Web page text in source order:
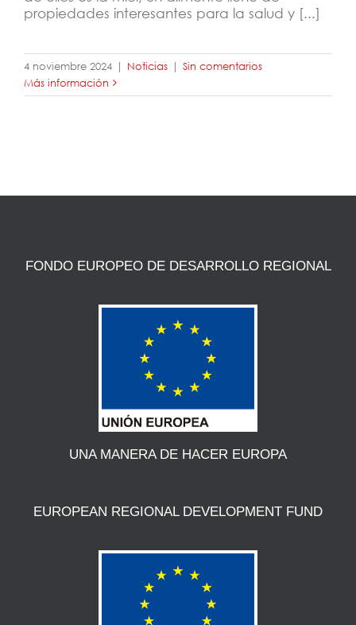
propiedades interesantes para la salud y [...]
4 noviembre 2024 | Noticias | Sin comentarios
Más información
FONDO EUROPEO DE DESARROLLO REGIONAL
UNA MANERA DE HACER EUROPA
EUROPEAN REGIONAL DEVELOPMENT FUND